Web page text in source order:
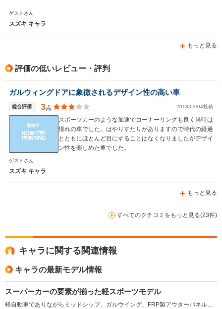
ゲストさん
スズキ キャラ
もっと見る
評価の低いレビュー・評判
ガルウィングドアに象徴されるデザイン性の高い車
総合評価 3点 2013/03/04投稿
スポーツカーのような加速でコーナーリングも良く当時は
憧れの車でした。はやりすたりがありますので時代の経過
とともにほとんど目にすることはなくなりましたがデザイ
ン性を楽しめた車でした。
ゲストさん
スズキ キャラ
もっと見る
すべてのクチコミをもっと見る(23件)
キャラに関する関連情報
キャラの最新モデル情報
スーパーカーの要素が揃った軽スポーツモデル